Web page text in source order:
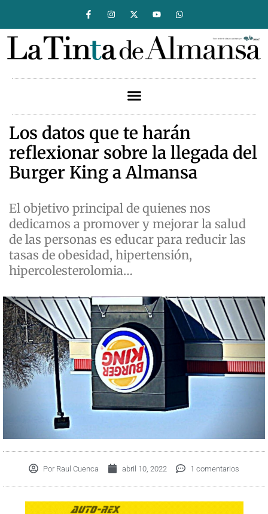
Los datos que te harán
reflexionar sobre la llegada del
Burger King a Almansa
El objetivo principal de quienes nos
dedicamos a promover y mejorar la salud
de las personas es educar para reducir las
tasas de obesidad, hipertensión,
hipercolesterolomia…
Por Raul Cuenca abril 10, 2022 1 comentarios